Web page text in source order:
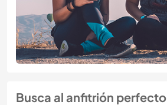
Busca al anfitrión perfecto